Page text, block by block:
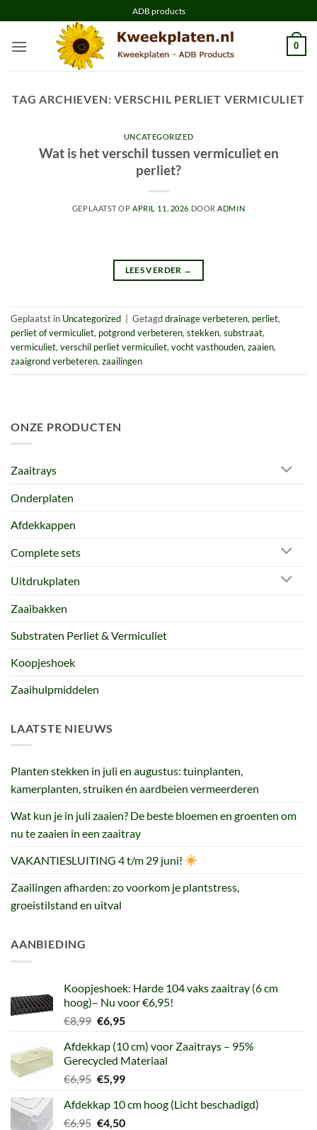
naar
inhoud
ADB products
0
TAG ARCHIEVEN:VERSCHIL PERLIET VERMICULIET
UNCATEGORIZED
Wat is het verschil tussen vermiculiet en
perliet?
GEPLAATST OP APRIL 11, 2026 DOOR ADMIN
LEES VERDER →
Geplaatst in Uncategorized Getagddrainage verbeteren, perliet,
perliet of vermiculiet, potgrond verbeteren, stekken, substraat,
vermiculiet, verschil perliet vermiculiet, vocht vasthouden, zaaien,
zaaigrond verbeteren, zaailingen
ONZE PRODUCTEN
Zaaitrays
Onderplaten
Afdekkappen
Complete sets
Uitdrukplaten
Zaaibakken
Substraten Perliet & Vermiculiet
Koopjeshoek
Zaaihulpmiddelen
LAATSTE NIEUWS
Planten stekken in juli en augustus: tuinplanten,
kamerplanten, struiken én aardbeien vermeerderen
Wat kun je in juli zaaien? De beste bloemen en groenten om
nu te zaaien in een zaaitray
VAKANTIESLUITING 4 t/m 29 juni!
Zaailingen afharden: zo voorkom je plantstress,
groeistilstand en uitval
AANBIEDING
Koopjeshoek: Harde 104 vaks zaaitray (6 cm
hoog)– Nu voor €6,95!
€8,99 Oorspronkelijke
was:
€8,99.
€6,95Huidige
is:
€6,95.
Afdekkap (10 cm) voor Zaaitrays – 95%
Gerecycled Materiaal
€6,95 Oorspronkelijke
was:
€6,95.
€5,99Huidige
is:
€5,99.
Afdekkap 10 cm hoog (Licht beschadigd)
€6,95 Oorspronkelijke
€4,50Huidige